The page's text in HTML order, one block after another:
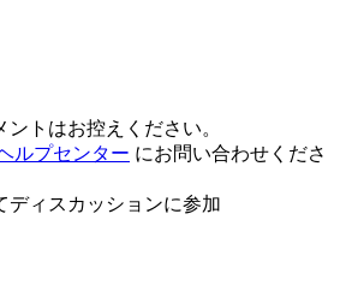
トはお控えください。
ルプセンター にお問い合わせくださ
ディスカッションに参加